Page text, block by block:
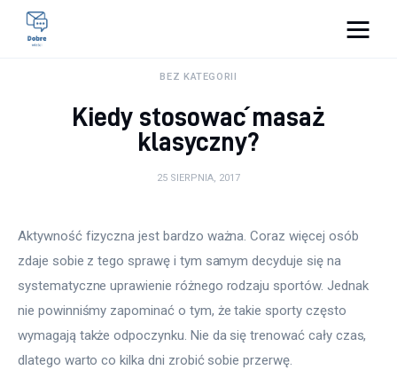
Lifestyle
Uroda
Więcej
BEZ KATEGORII
Kiedy stosować masaż
klasyczny?
25 SIERPNIA, 2017
Aktywność fizyczna jest bardzo ważna. Coraz więcej osób
zdaje sobie z tego sprawę i tym samym decyduje się na
systematyczne uprawienie różnego rodzaju sportów. Jednak
nie powinniśmy zapominać o tym, że takie sporty często
wymagają także odpoczynku. Nie da się trenować cały czas,
dlatego warto co kilka dni zrobić sobie przerwę.